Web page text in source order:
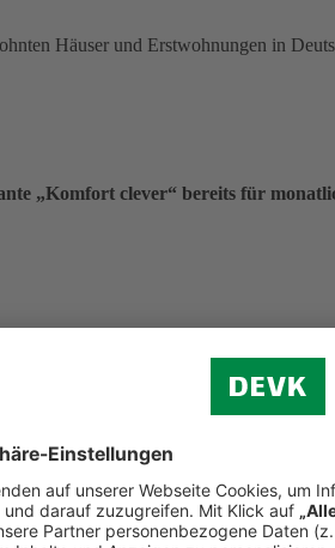
Häuser und Erstwohnungen in
„Komfort clever“ bereits für
von 331,40 €.
(ohne Verkehr)
Reiserecht